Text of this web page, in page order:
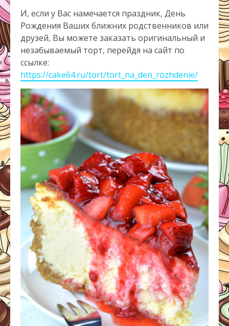
И, если у Вас намечается праздник, День
Рождения Ваших ближних родственников или
друзей, Вы можете заказать оригинальный и
незабываемый торт, перейдя на сайт по
ссылке:
https://cake64.ru/tort/tort_na_den_rozhdenie/